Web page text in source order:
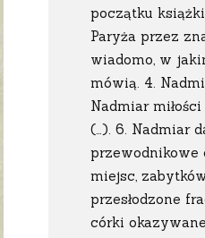
początku
Paryża przez
wiadomo, w
mówią. 4.
Nadmiar
(…). 6. Nadmiar
miejsc,
przesłodzone
córki